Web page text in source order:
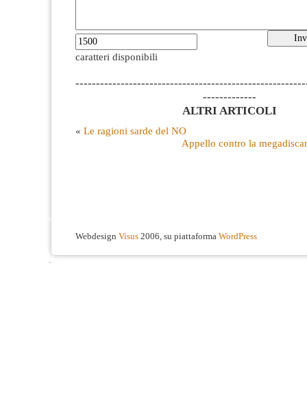
caratteri disponibili
-------------
ALTRI ARTICOLI
« Le ragioni sarde del NO
Appello contro la
Webdesign Visus 2006, su piattaforma WordPress